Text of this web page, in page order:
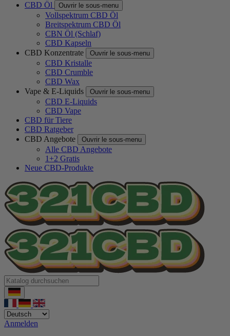
CBD Öl
Ouvrir le sous-menu
Vollspektrum CBD Öl
Breitspektrum CBD Öl
CBN Öl (Schlaf)
CBD Kapseln
CBD Konzentrate
Ouvrir le sous-menu
CBD Kristalle
CBD Crumble
CBD Wax
Vape & E-Liquids
Ouvrir le sous-menu
CBD E-Liquids
CBD Vape
CBD für Tiere
CBD Ratgeber
CBD Angebote
Ouvrir le sous-menu
Alle CBD Angebote
1+2 Gratis
Neue CBD-Produkte
Anmelden